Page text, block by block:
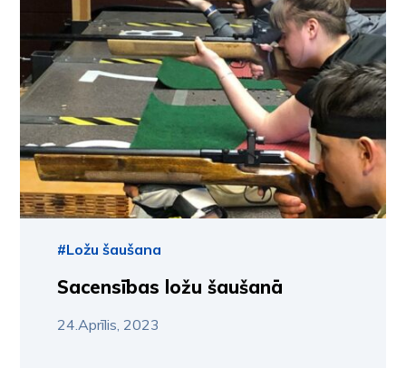
#Ložu šaušana
Sacensības ložu šaušanā
24.Aprīlis, 2023